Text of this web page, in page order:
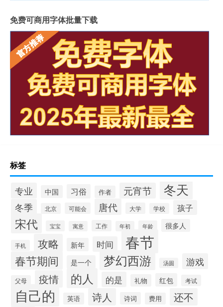
免费可商用字体批量下载
标签
专业 中国 习俗 作者 元宵节 冬天
冬季 北京 可能会 唐代 大学 学校 孩子
宋代 宝宝 寓意 工作 年初 年龄 很多人
手机 攻略 新年 时间 春节
春节期间 是一个 梦幻西游 汤圆 游戏
父母 疫情 的人 的是 礼物 红包 考试
自己的 英语 诗人 诗词 费用 还不